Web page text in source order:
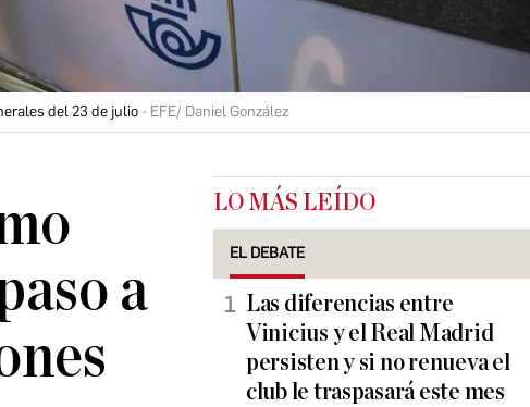
del 23 de julio EFE/ Daniel González
a
LO MÁS LEÍDO
EL DEBATE
Las diferencias entre
Vinicius y el Real Madrid
persisten y si no renueva el
club le traspasará este mes